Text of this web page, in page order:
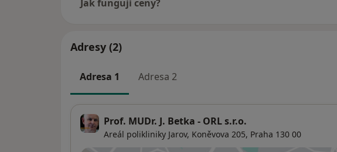
Jak fungují ceny?
Adresy (2)
Adresa 1 Adresa 2
Prof. MUDr. J. Betka - ORL s.r.o.
Areál polikliniky Jarov, Koněvova 205, Praha 130 00